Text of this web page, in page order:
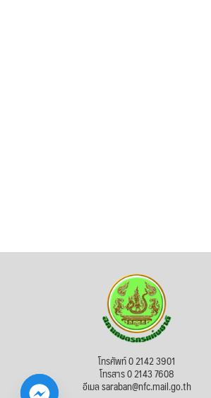
โทรศัพท์ 0 2142 3901
โทรสาร 0 2143 7608
อีเมล saraban@nfc.mail.go.th